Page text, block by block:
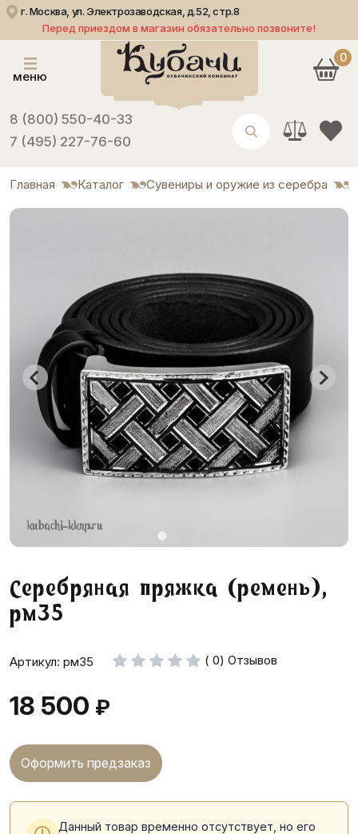
г. Москва, ул. Электрозаводская, д.52, стр.8
Перед приездом в магазин обязательно позвоните!
меню
8 (800) 550-40-33
7 (495) 227-76-60
0
Главная Каталог Сувениры и оружие из серебра
Серебряная пряжка (ремень),
рм35
Артикул: рм35 ( 0) Отзывов
18 500 ₽
Оформить предзаказ
Данный товар временно отсутствует, но его